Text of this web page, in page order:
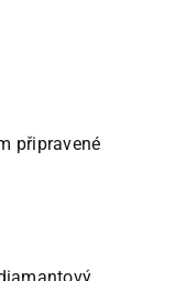
připravené